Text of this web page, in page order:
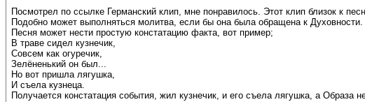
Посмотрел по ссылке Германский клип, мне понравилось. Этот клип близок к
Подобно может выполняться молитва, если бы она была обращена к Духовности.
Песня может нести простую констатацию факта, вот пример;
В траве сидел кузнечик,
Совсем как огуречик,
Зелёненький он был...
Но вот пришла лягушка,
И съела кузнеца.
Получается констатация события, жил кузнечик, и его съела лягушка, а Образа